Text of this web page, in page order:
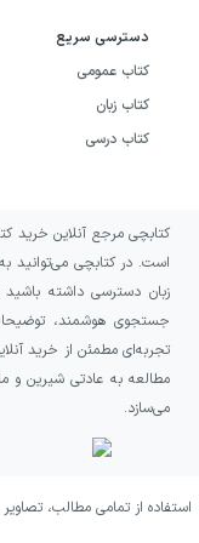
اختصاص
دانش‌آموز
تراش) را
تمرین، روی
تمرکز کنید و
پایان هر
باشید تا
و چه جاهایی
روش، کتاب به
تمرینی قابل
دسترسی سریع
کتاب عمومی
کتاب زبان
کتاب درسی
کتابچی مرجع آنلاین خرید
است. در کتابچی می‌توانید
زبان دسترسی داشته
جستجوی هوشمند،
تجربه‌ای مطمئن از خرید
مطالعه به عادتی شیرین و
می‌سازد.
استفاده از تمامی مطالب،